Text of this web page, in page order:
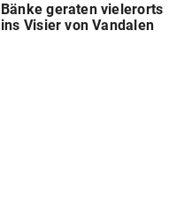
Bänke geraten vielerorts
ins Visier von Vandalen